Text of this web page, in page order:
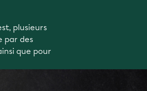
plusieurs
par des
que pour